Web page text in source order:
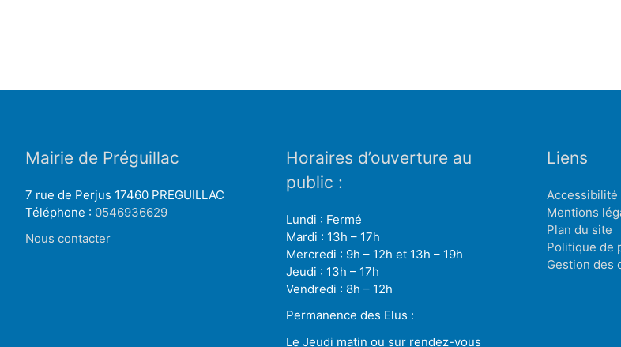
Mairie de Préguillac
7 rue de Perjus 17460 PREGUILLAC
Téléphone : 0546936629
Nous contacter
Horaires d’ouverture au
public :
Lundi : Fermé
Mardi : 13h – 17h
Mercredi : 9h – 12h et 13h – 19h
Jeudi : 13h – 17h
Vendredi : 8h – 12h
Permanence des Elus :
Le Jeudi matin ou sur rendez-vous
Liens
Accessibilité
Mentions
Plan du site
Politique de
Gestion des